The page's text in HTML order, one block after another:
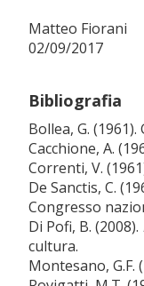
Matteo Fiorani
02/09/2017
Bibliografia
Bollea, G.
Cacchione, A.
Correnti, V.
De Sanctis, C.
Congresso
Di Pofi, B. (2008).
cultura.
Montesano, G.F.